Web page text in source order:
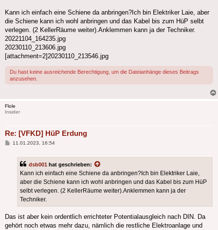
Kann ich einfach eine Schiene da anbringen?Ich bin Elektriker Laie, aber
die Schiene kann ich wohl anbringen und das Kabel bis zum HüP selbt
verlegen. (2 KellerRäume weiter).Anklemmen kann ja der Techniker.
20221104_164235.jpg
20230110_213606.jpg
[attachment=2]20230110_213546.jpg
Du hast keine ausreichende Berechtigung, um die Dateianhänge dieses Beitrags
anzusehen.
Flole
Insider
Re: [VFKD] HüP Erdung
Beitrag
11.01.2023, 16:54
dsb001 hat geschrieben:
Kann ich einfach eine Schiene da anbringen?Ich bin Elektriker Laie,
aber die Schiene kann ich wohl anbringen und das Kabel bis zum HüP
selbt verlegen. (2 KellerRäume weiter).Anklemmen kann ja der
Techniker.
Das ist aber kein ordentlich errichteter Potentialausgleich nach DIN. Da
gehört noch etwas mehr dazu, nämlich die restliche Elektroanlage und